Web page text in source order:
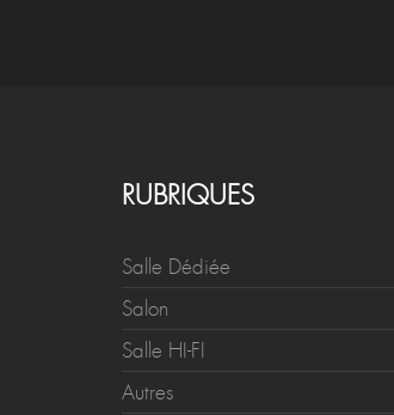
RUBRIQUES
Salle Dédiée
Salon
Salle HI-FI
Autres